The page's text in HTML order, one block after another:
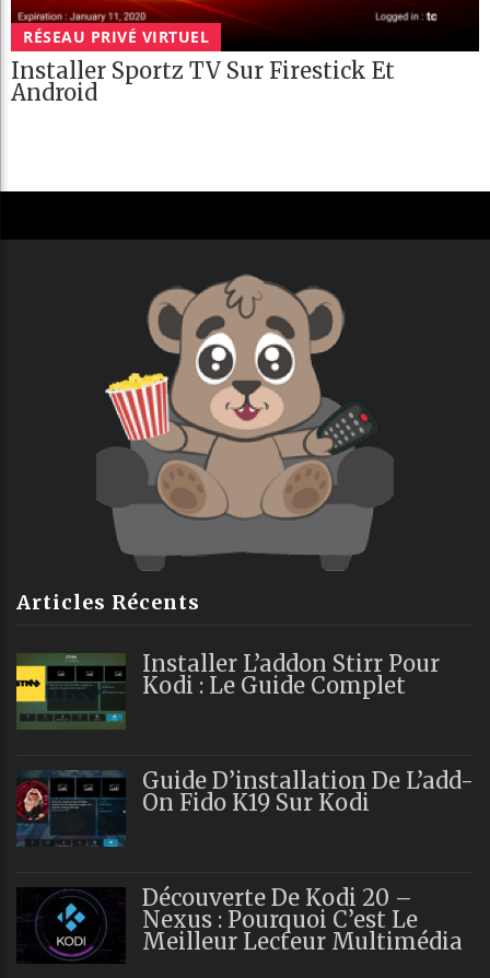
RÉSEAU PRIVÉ VIRTUEL
Installer Sportz TV Sur Firestick Et
Android
Articles Récents
Installer L’addon Stirr Pour
Kodi : Le Guide Complet
Guide D’installation De L’add-
On Fido K19 Sur Kodi
Découverte De Kodi 20 –
Nexus : Pourquoi C’est Le
Meilleur Lecteur Multimédia